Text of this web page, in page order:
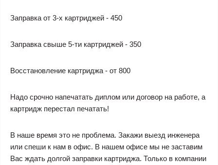
Заправка от 3-х картриджей - 450
Заправка свыше 5-ти картриджей - 350
Восстановление картриджа - от 800
Надо срочно напечатать диплом или договор на работе, а
картридж перестал печатать!
В наше время это не проблема. Закажи выезд инженера
или спеши к нам в офис. В нашем офисе мы не заставим
Вас ждать долгой заправки картриджа. Только в компании